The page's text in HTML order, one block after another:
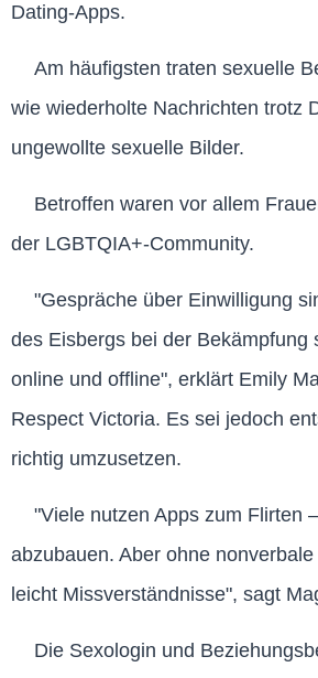
Dating-Apps.
Am häufigsten traten sexuelle
wie wiederholte Nachrichten trotz
ungewollte sexuelle Bilder.
Betroffen waren vor allem
der LGBTQIA+-Community.
"Gespräche über Einwilligung
des Eisbergs bei der Bekämpfung
online und offline", erklärt Emily
Respect Victoria. Es sei jedoch
richtig umzusetzen.
"Viele nutzen Apps zum Flirten
abzubauen. Aber ohne
leicht Missverständnisse", sagt
Die Sexologin und